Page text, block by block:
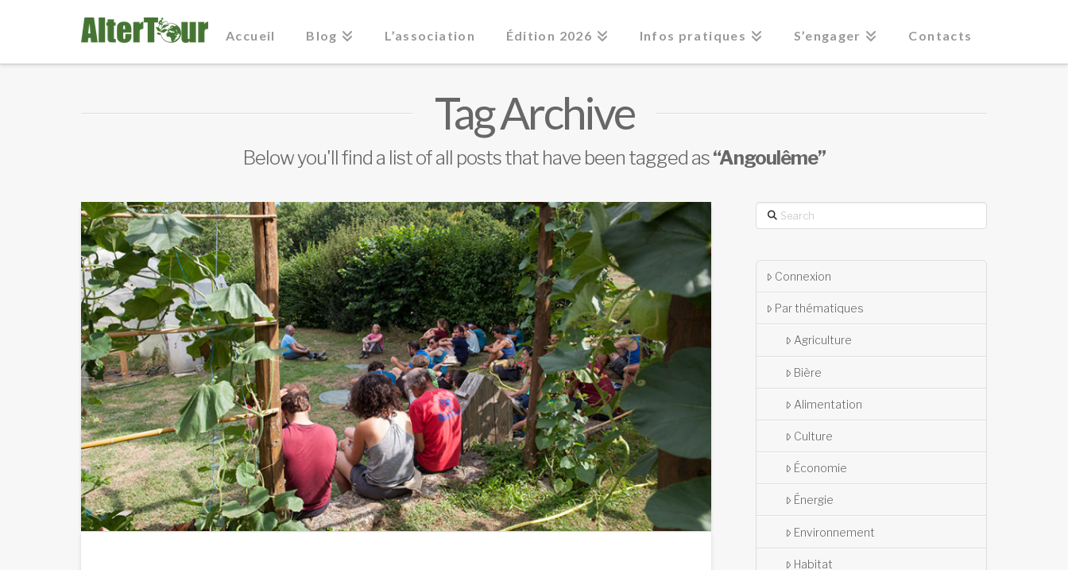
Accueil Blog L’association Édition 2026 Infos pratiques S’engager Contacts
Tag Archive
Below you'll find a list of all posts that have been tagged as“Angoulême”
Search
Connexion
Par thématiques
Agriculture
Bière
Alimentation
Culture
Économie
Énergie
Environnement
Habitat